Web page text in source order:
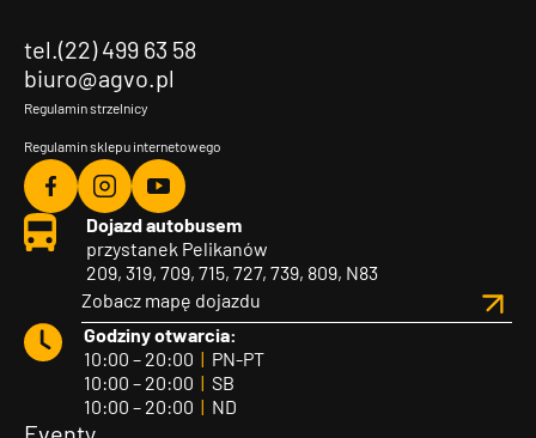
tel.(22) 499 63 58
biuro@agvo.pl
Regulamin strzelnicy
Regulamin sklepu internetowego
Agvo
Facebook
Agvo
Instagram
Agvo
YouTube
Dojazd autobusem
przystanek Pelikanów
209, 319, 709, 715, 727, 739, 809, N83
Zobacz mapę dojazdu
Godziny otwarcia:
10:00 – 20:00 | PN-PT
10:00 – 20:00 | SB
10:00 – 20:00 | ND